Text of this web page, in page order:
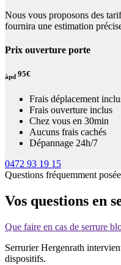
Nous vous proposons des
fournira une estimation
Prix ouverture porte
àpd 95€
Frais déplacement
Frais ouverture inclus
Chez vous en 30min
Aucuns frais cachés
Dépannage 24h/7
0472 93 19 15
Questions fréquemment
Vos questions en
Que faire en cas de serrure
Serrurier Hergenrath
dispositifs.